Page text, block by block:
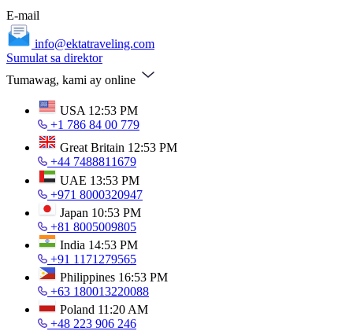
E-mail
info@ektatraveling.com
Sumulat sa direktor
Tumawag, kami ay online
USA 12:53 PM
+1 786 84 00 779
Great Britain 12:53 PM
+44 7488811679
UAE 13:53 PM
+971 8000320947
Japan 10:53 PM
+81 8005009805
India 14:53 PM
+91 1171279565
Philippines 16:53 PM
+63 180013220088
Poland 11:20 AM
+48 223 906 246